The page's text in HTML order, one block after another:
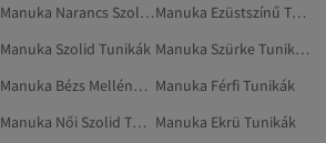
Manuka Narancs Szolid Tunikák
Manuka Ezüstszínű Tunikák
Manuka Szolid Tunikák
Manuka Szürke Tunikák
Manuka Bézs Mellények Manuka Férfi Tunikák
Manuka Női Szolid Tunikák Manuka Ekrü Tunikák